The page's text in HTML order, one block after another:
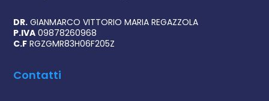
DR. GIANMARCO VITTORIO MARIA REGAZZOLA
P.IVA 09878260968
C.F RGZGMR83H06F205Z
Contatti